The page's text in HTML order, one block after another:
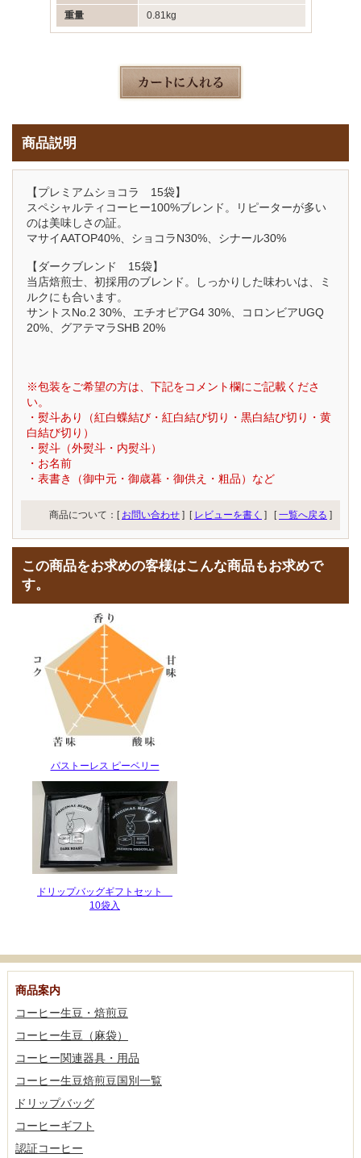
重量
0.81kg
商品説明
【プレミアムショコラ 15袋】
スペシャルティコーヒー100%ブレンド。リピーターが多い
のは美味しさの証。
マサイAATOP40%、ショコラN30%、シナール30%
【ダークブレンド 15袋】
当店焙煎士、初採用のブレンド。しっかりした味わいは、ミ
ルクにも合います。
サントスNo.2 30%、エチオピアG4 30%、コロンビアUGQ
20%、グアテマラSHB 20%
※包装をご希望の方は、下記をコメント欄にご記載くださ
い。
・熨斗あり（紅白蝶結び・紅白結び切り・黒白結び切り・黄
白結び切り）
・熨斗（外熨斗・内熨斗）
・お名前
・表書き（御中元・御歳暮・御供え・粗品）など
商品について：[ お問い合わせ ] [ レビューを書く ] [一覧へ戻る ]
この商品をお求めの客様はこんな商品もお求めで
す。
パストーレス ピーベリー
ドリップバッグギフトセット
10袋入
商品案内
コーヒー生豆・焙煎豆
コーヒー生豆（麻袋）
コーヒー関連器具・用品
コーヒー生豆焙煎豆国別一覧
ドリップバッグ
コーヒーギフト
認証コーヒー